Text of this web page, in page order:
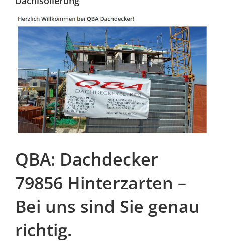
QBA: Dachdecker
79856 Hinterzarten –
Bei uns sind Sie genau
richtig.